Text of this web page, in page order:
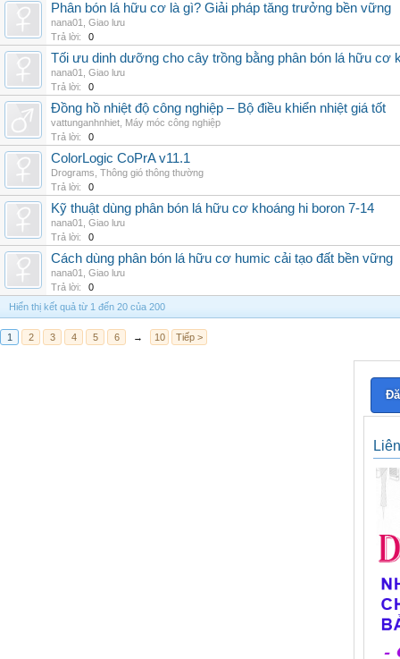
Phân bón lá hữu cơ là gì? Giải pháp tăng trưởng bền vững
nana01
Giao lưu
Trả lời:
0
Tối ưu dinh dưỡng cho cây trồng bằng phân bón lá hữu cơ
nana01
Giao lưu
Trả lời:
0
Đồng hồ nhiệt độ công nghiệp – Bộ điều khiển nhiệt giá tốt
vattunganhnhiet Máy móc công nghiệp
Trả lời:
0
ColorLogic CoPrA v11.1
Drograms Thông gió thông thường
Trả lời:
0
Kỹ thuật dùng phân bón lá hữu cơ khoáng hi boron 7-14
nana01
Giao lưu
Trả lời:
0
Cách dùng phân bón lá hữu cơ humic cải tạo đất bền vững
nana01
Giao lưu
Trả lời:
0
Hiển thị kết quả từ 1 đến 20 của 200
1 2 3 4 5 6 → 10 Tiếp >